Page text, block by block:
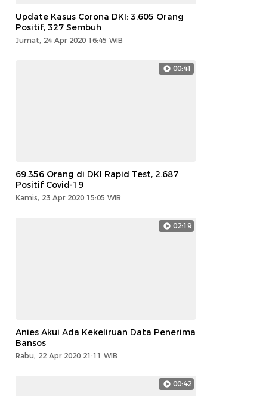
Update Kasus Corona DKI: 3.605 Orang
Positif, 327 Sembuh
Jumat, 24 Apr 2020 16:45 WIB
00:41
69.356 Orang di DKI Rapid Test, 2.687
Positif Covid-19
Kamis, 23 Apr 2020 15:05 WIB
02:19
Anies Akui Ada Kekeliruan Data Penerima
Bansos
Rabu, 22 Apr 2020 21:11 WIB
00:42